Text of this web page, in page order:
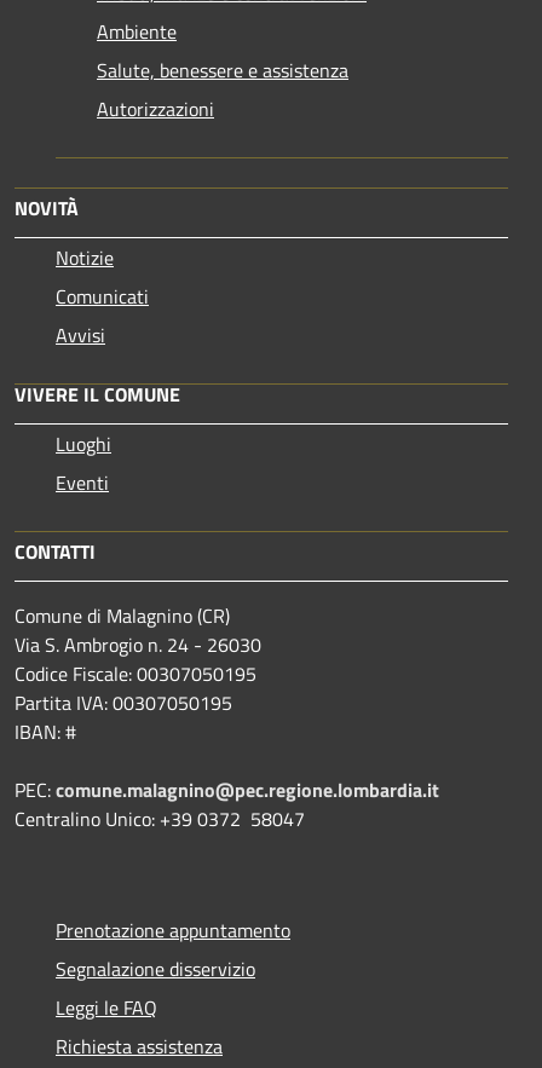
Ambiente
Salute, benessere e assistenza
Autorizzazioni
NOVITÀ
Notizie
Comunicati
Avvisi
VIVERE IL COMUNE
Luoghi
Eventi
CONTATTI
Comune di Malagnino (CR)
Via S. Ambrogio n. 24 - 26030
Codice Fiscale: 00307050195
Partita IVA: 00307050195
IBAN: #
PEC:comune.malagnino@pec.regione.lombardia.it
Centralino Unico: +39 0372 58047
Prenotazione appuntamento
Segnalazione disservizio
Leggi le FAQ
Richiesta assistenza